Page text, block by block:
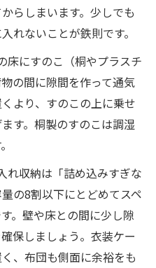
らしまいます。少しでも
れないことが鉄則です。
床にすのこ（桐やプラスチ
の間に隙間を作って通気
より、すのこの上に乗せ
す。桐製のすのこは調湿
れ収納は「詰め込みすぎな
の8割以下にとどめてスペ
。壁や床との間に少し隙
保しましょう​。衣装ケー
、布団も側面に余裕をも